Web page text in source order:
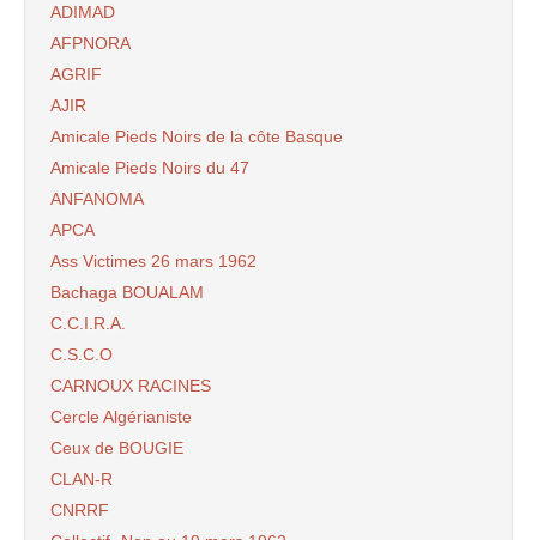
ADIMAD
AFPNORA
AGRIF
AJIR
Amicale Pieds Noirs de la côte Basque
Amicale Pieds Noirs du 47
ANFANOMA
APCA
Ass Victimes 26 mars 1962
Bachaga BOUALAM
C.C.I.R.A.
C.S.C.O
CARNOUX RACINES
Cercle Algérianiste
Ceux de BOUGIE
CLAN-R
CNRRF